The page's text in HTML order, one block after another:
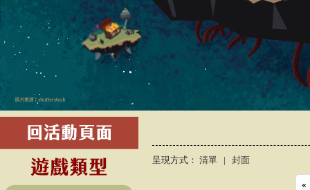
呈現方式：清單 |封面
«